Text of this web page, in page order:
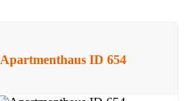
Apartmenthaus ID 654